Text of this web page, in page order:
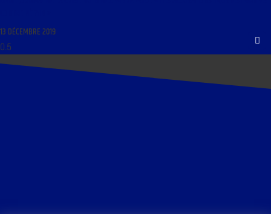
13 DÉCEMBRE 2019